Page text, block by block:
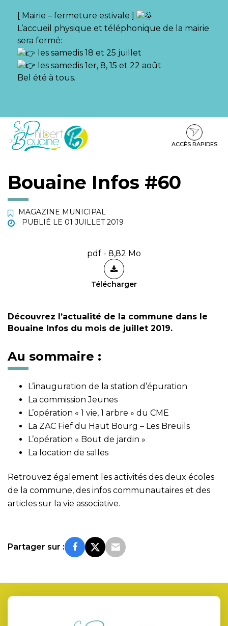
[ Mairie – fermeture estivale ]
L’accueil physique et téléphonique de la mairie
sera fermé:
les samedis 18 et 25 juillet
les samedis 1er, 8, 15 et 22 août
Bel été à tous.
Aller
Aller
contenu
Aller
pied
ACCÈS RAPIDES
Bouaine Infos #60
MAGAZINE MUNICIPAL
PUBLIÉ LE 01 JUILLET 2019
pdf - 8,82 Mo
Télécharger
Découvrez l’actualité de la commune dans le
Bouaine Infos du mois de juillet 2019.
Au sommaire :
L’inauguration de la station d’épuration
La commission Jeunes
L’opération « 1 vie, 1 arbre » du CME
La ZAC Fief du Haut Bourg – Les Breuils
L’opération « Bout de jardin »
La location de salles
Retrouvez également les activités des deux écoles
de la commune, des infos communautaires et des
articles sur la vie associative.
Partager sur :